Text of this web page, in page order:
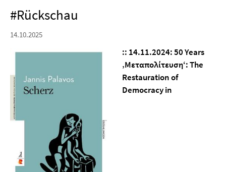
#Rückschau
14.10.2025
:: 14.11.2024: 50 Years
‚Μεταπολίτευση‘: The
Restauration of
Democracy in